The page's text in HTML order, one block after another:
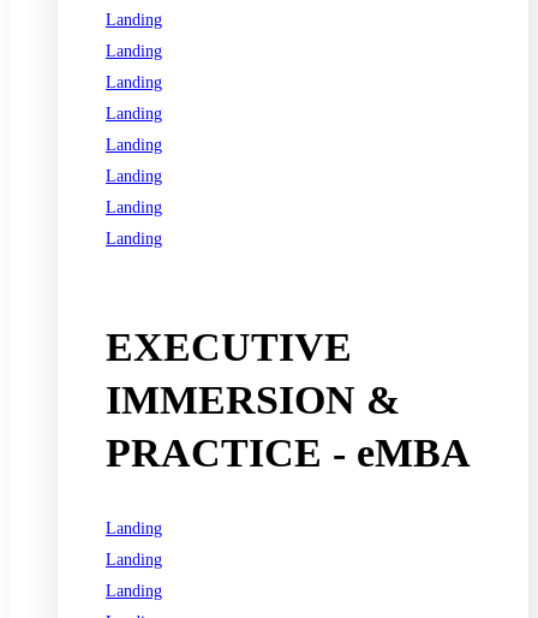
Landing
Landing
Landing
Landing
Landing
Landing
Landing
Landing
EXECUTIVE
IMMERSION &
PRACTICE - eMBA
Landing
Landing
Landing